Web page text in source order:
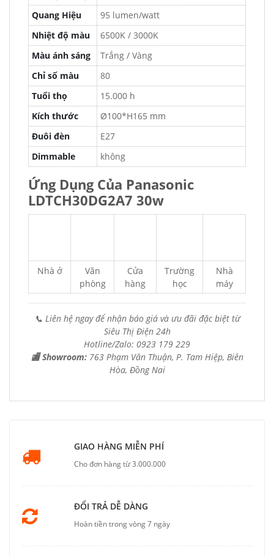
Quang Hiệu
95 lumen/watt
Nhiệt độ màu
6500K / 3000K
Màu ánh sáng
Trắng / Vàng
Chỉ số màu
80
Tuổi thọ
15.000 h
Kích thước
Ø100*H165 mm
Đuôi đèn
E27
Dimmable
không
Ứng Dụng Của Panasonic
LDTCH30DG2A7 30w
Nhà ở
Văn
phòng
Cửa
hàng
Trường
học
Nhà
máy
📞 Liên hệ ngay để nhận báo giá và ưu đãi đặc biệt từ
Siêu Thị Điện 24h
Hotline/Zalo: 0923 179 229
🏬 Showroom: 763 Phạm Văn Thuận, P. Tam Hiệp, Biên
Hòa, Đồng Nai
GIAO HÀNG MIỄN PHÍ
Cho đơn hàng từ 3.000.000
ĐỔI TRẢ DỄ DÀNG
Hoàn tiền trong vòng 7 ngày